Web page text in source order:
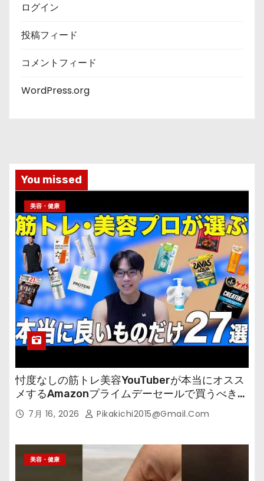
ログイン
投稿フィード
コメントフィード
WordPress.org
You missed
美容・健康
忖度なしの筋トレ美容YouTuberが本当にオスス
メするAmazonプライムデーセールで買うべきも
の 7月 16, 2026 Pikakichi2015@gmail.com
美容・健康